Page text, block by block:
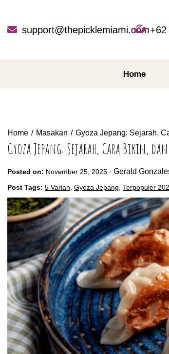
contentsupport@thepicklemiami.com+62
Home
Home Masakan Gyoza Jepang: Sejarah,
Gyoza Jepang: Sejarah, Cara Bikin,
Posted on: November 25, 2025 - Gerald
Post Tags: 5 Varian, Gyoza Jepang, Terpopuler